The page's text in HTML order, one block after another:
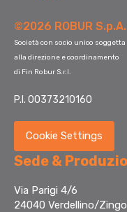
©2026 ROBUR S.p.A.
Società con socio unico soggetta
alla direzione e coordinamento
di Fin Robur S.r.l.
P.I. 00373210160
Cookie Settings
Sede &
Via Parigi 4/6
24040 Verdellino/